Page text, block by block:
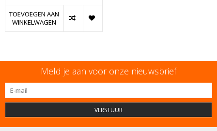
TOEVOEGEN AAN
WINKELWAGEN
Meld je aan voor onze nieuwsbrief
VERSTUUR